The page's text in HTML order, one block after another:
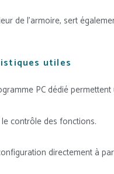
de l’armoire, sert
utiles
PC dédié
contrôle des fonctions.
directement à